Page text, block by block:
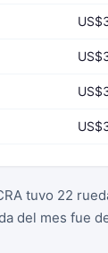
tuvo 22
del mes fue